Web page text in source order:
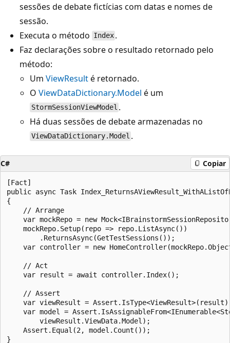
sessões de debate fictícias com datas e nomes de
sessão.
Executa o método Index .
Faz declarações sobre o resultado retornado pelo
método:
Um ViewResulté retornado.
O ViewDataDictionary.Model é um
StormSessionViewModel .
Há duas sessões de debate armazenadas no
ViewDataDictionary.Model .
C# Copiar
[Fact]
public async Task
{
    // Arrange
var mockRepo = new
    mockRepo.Setup(repo => repo.ListAsync())
        .ReturnsAsync(GetTestSessions());
var controller = new
    // Act
    var result = await controller.Index();
    // Assert
var viewResult =
var model =
        viewResult.ViewData.Model);
    Assert.Equal(2, model.Count());